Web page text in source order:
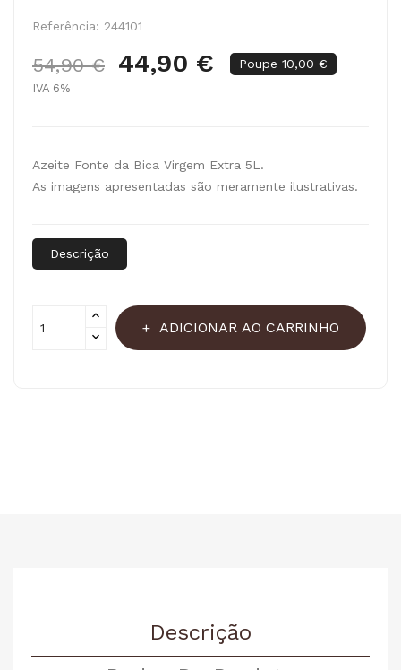
Referência: 244101
54,90 € 44,90 € Poupe 10,00 €
IVA 6%
Azeite Fonte da Bica Virgem Extra 5L.
As imagens apresentadas são meramente ilustrativas.
Descrição
ADICIONAR AO CARRINHO
Descrição